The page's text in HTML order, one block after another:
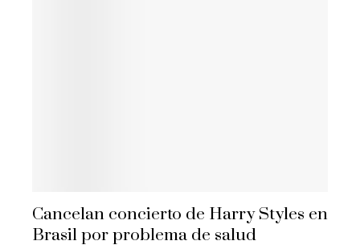
Cancelan concierto de Harry Styles en
Brasil por problema de salud